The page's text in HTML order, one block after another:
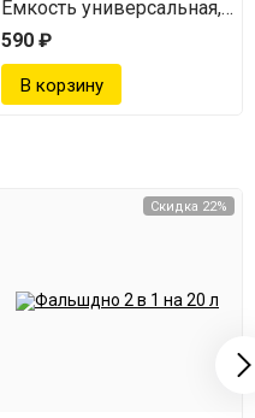
Емкость универсальная, 32
590 ₽
Скидка 22%